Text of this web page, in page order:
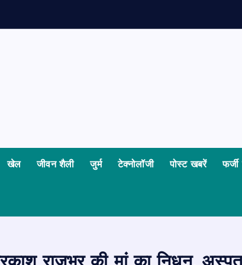
खेल जीवन शैली जुर्म टेक्नोलॉजी पोस्ट खबरें